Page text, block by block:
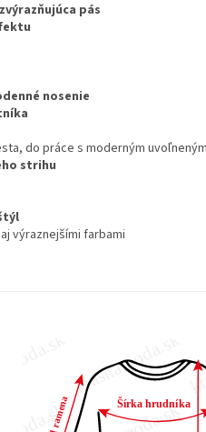
zvýrazňujúca pás
nosenie
do práce s moderným
strihu
výraznejšími farbami